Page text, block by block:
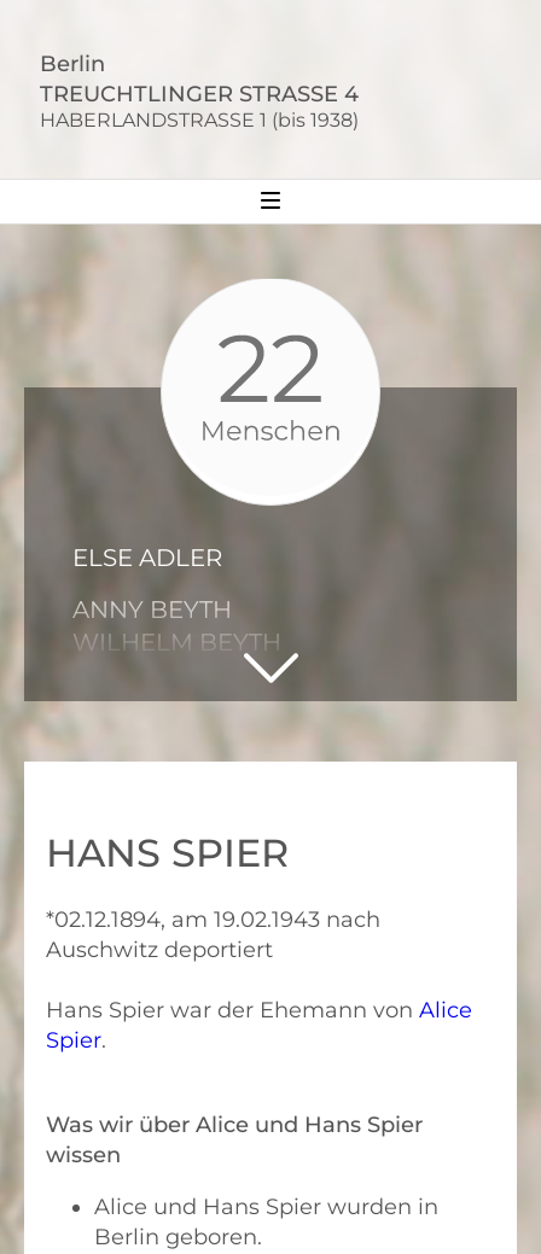
o
Berlin
TREUCHTLINGER STRASSE 4
HABERLANDSTRASSE 1 (bis 1938)
HANS SPIER
*02.12.1894, am 19.02.1943 nach
Auschwitz deportiert
Hans Spier war der Ehemann von Alice
Spier.
Was wir über Alice und Hans Spier
wissen
Alice und Hans Spier wurden in
Berlin geboren.
ELSE ADLER
ANNY BEYTH
WILHELM BEYTH
JACOB LEIBHOLZ
EGON HEYSEMANN
KURT MARCUSE
LYDIA REIN
FRANZISKA ROSENSTOCK
LEO ROSENSTOCK